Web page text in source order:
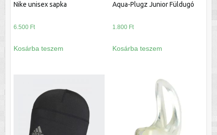
Nike unisex sapka
6.500 Ft
Kosárba teszem
Aqua-Plugz Junior Füldugó
1.800 Ft
Kosárba teszem